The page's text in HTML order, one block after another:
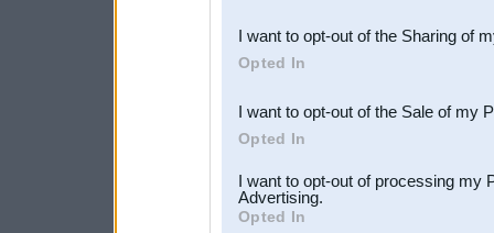
Downstream Participants
third parties.
I want to opt-out of the Sharing of
Opted In
I want to opt-out of the Sale of my
Opted In
I want to opt-out of processing my
Advertising.
Opted In